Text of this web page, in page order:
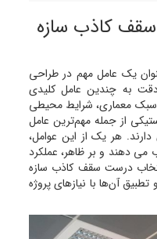
سقف کاذب سازه
یک عامل مهم در طراحی
دقت به چندین عامل کلیدی
سبک معماری، شرایط محیطی
از جمله مهم‌ترین عامل
هر یک از این عوامل،
دهند و بر ظاهر، عملکرد
درست سقف کاذب سازه
آن‌ها با نیازهای پروژه